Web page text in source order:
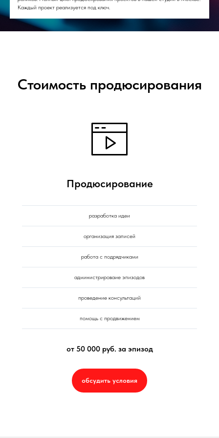
Каждый проект реализуется под ключ.
Стоимость продюсирования
Продюсирование
разработка идеи
организация записей
работа с подрядчиками
администрироваие эпизодов
проведение консультаций
помощь с продвижением
от 50 000 руб. за эпизод
обсудить условия